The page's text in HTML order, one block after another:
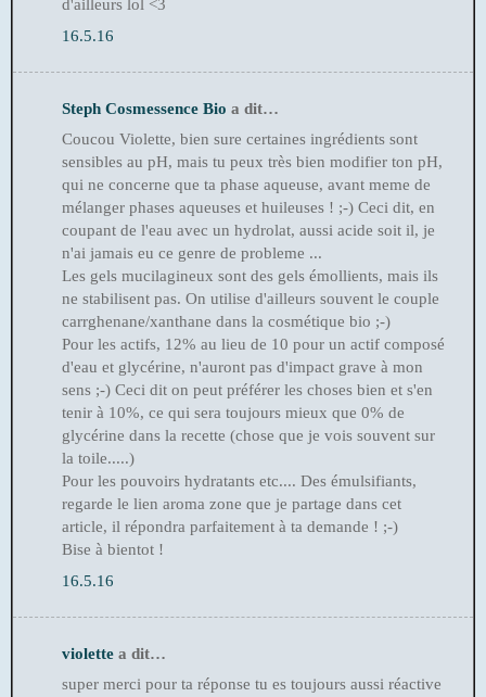
d'ailleurs lol <3
16.5.16
Steph Cosmessence Bio a dit…
Coucou Violette, bien sure certaines ingrédients sont
sensibles au pH, mais tu peux très bien modifier ton pH,
qui ne concerne que ta phase aqueuse, avant meme de
mélanger phases aqueuses et huileuses ! ;-) Ceci dit, en
coupant de l'eau avec un hydrolat, aussi acide soit il, je
n'ai jamais eu ce genre de probleme ...
Les gels mucilagineux sont des gels émollients, mais ils
ne stabilisent pas. On utilise d'ailleurs souvent le couple
carrghenane/xanthane dans la cosmétique bio ;-)
Pour les actifs, 12% au lieu de 10 pour un actif composé
d'eau et glycérine, n'auront pas d'impact grave à mon
sens ;-) Ceci dit on peut préférer les choses bien et s'en
tenir à 10%, ce qui sera toujours mieux que 0% de
glycérine dans la recette (chose que je vois souvent sur
la toile.....)
Pour les pouvoirs hydratants etc.... Des émulsifiants,
regarde le lien aroma zone que je partage dans cet
article, il répondra parfaitement à ta demande ! ;-)
Bise à bientot !
16.5.16
violette a dit…
super merci pour ta réponse tu es toujours aussi réactive